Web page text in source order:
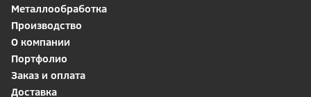
Металлообработка
Производство
О компании
Портфолио
Заказ и оплата
Доставка